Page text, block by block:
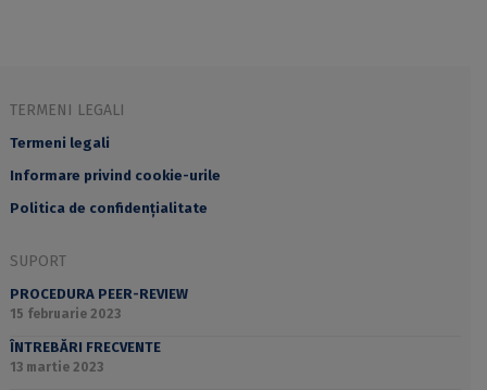
TERMENI LEGALI
Termeni legali
Informare privind cookie-urile
Politica de confidențialitate
SUPORT
PROCEDURA PEER-REVIEW
15 februarie 2023
ÎNTREBĂRI FRECVENTE
13 martie 2023